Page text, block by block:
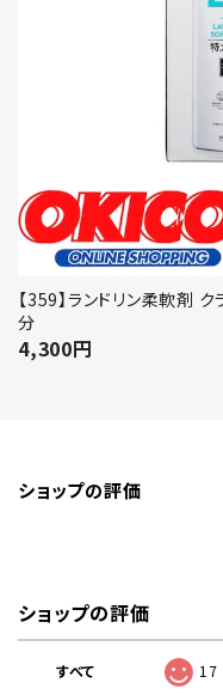
【359】ランドリン柔軟剤
分
4,300円
ショップの評価
ショップの評価
すべて 17